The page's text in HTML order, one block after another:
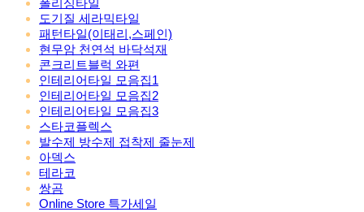
폴리싱타일
도기질 세라믹타일
패턴타일(이태리,스페인)
현무암 천연석 바닥석재
콘크리트블럭 와편
인테리어타일 모음집1
인테리어타일 모음집2
인테리어타일 모음집3
스타코플렉스
발수제 방수제 접착제 줄눈제
아덱스
테라코
쌍곰
Online Store 특가세일